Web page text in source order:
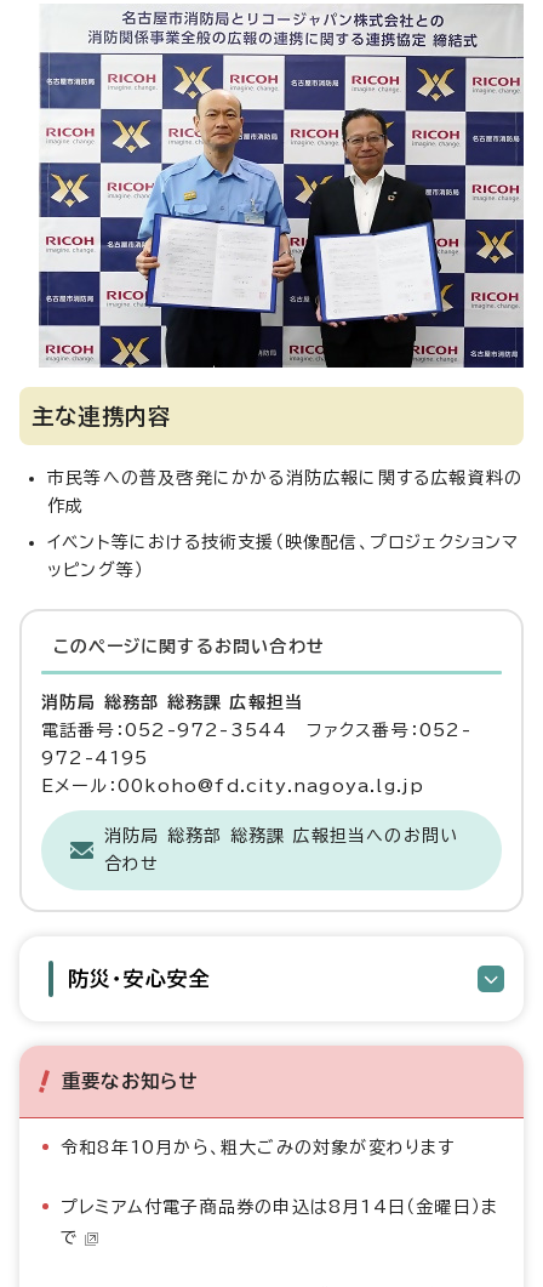
主な連携内容
市民等への普及啓発にかかる消防広報に関する広報資料の
作成
イベント等における技術支援（映像配信、プロジェクションマ
ッピング等）
このページに関する お問い合わせ
消防局 総務部 総務課 広報担当
電話番号：052-972-3544 ファクス番号：052-
972-4195
Eメール：00koho@fd.city.nagoya.lg.jp
消防局 総務部 総務課 広報担当へのお問い
合わせ
防災・安心安全
重要なお知らせ
令和8年10月から、粗大ごみの対象が変わります
プレミアム付電子商品券の申込は8月14日（金曜日）ま
で